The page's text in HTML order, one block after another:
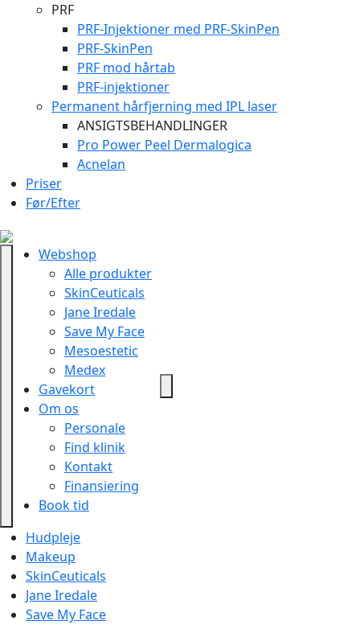
PRF
PRF-Injektioner med PRF-SkinPen
PRF-SkinPen
PRF mod hårtab
PRF-injektioner
Permanent hårfjerning med IPL laser
ANSIGTSBEHANDLINGER
Pro Power Peel Dermalogica
Acnelan
Priser
Før/Efter
Webshop
Alle produkter
SkinCeuticals
Jane Iredale
Save My Face
Mesoestetic
Medex
Gavekort
Om os
Personale
Find klinik
Kontakt
Finansiering
Book tid
Hudpleje
Makeup
SkinCeuticals
Jane Iredale
Save My Face